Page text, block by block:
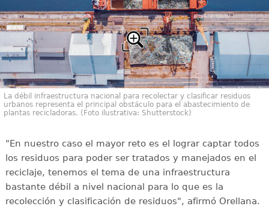
La débil infraestructura nacional para recolectar y clasificar residuos
urbanos representa el principal obstáculo para el abastecimiento de
plantas recicladoras. (Foto ilustrativa: Shutterstock)
"En nuestro caso el mayor reto es el lograr captar todos
los residuos para poder ser tratados y manejados en el
reciclaje, tenemos el tema de una infraestructura
bastante débil a nivel nacional para lo que es la
recolección y clasificación de residuos", afirmó Orellana.